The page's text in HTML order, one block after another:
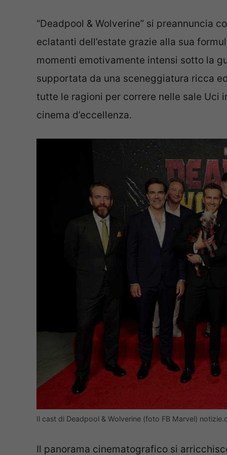
“Deadpool & Wolverine” si preannuncia
eclatanti dell’estate grazie alla sua
momenti emotivamente intensi sotto la
supportata da una sceneggiatura ricca
tutte le ragioni per correre nelle sale Uci
cinema d’eccellenza.
Il cast di Deadpool & Wolverine (foto FB Marvel)
Il panorama cinematografico si